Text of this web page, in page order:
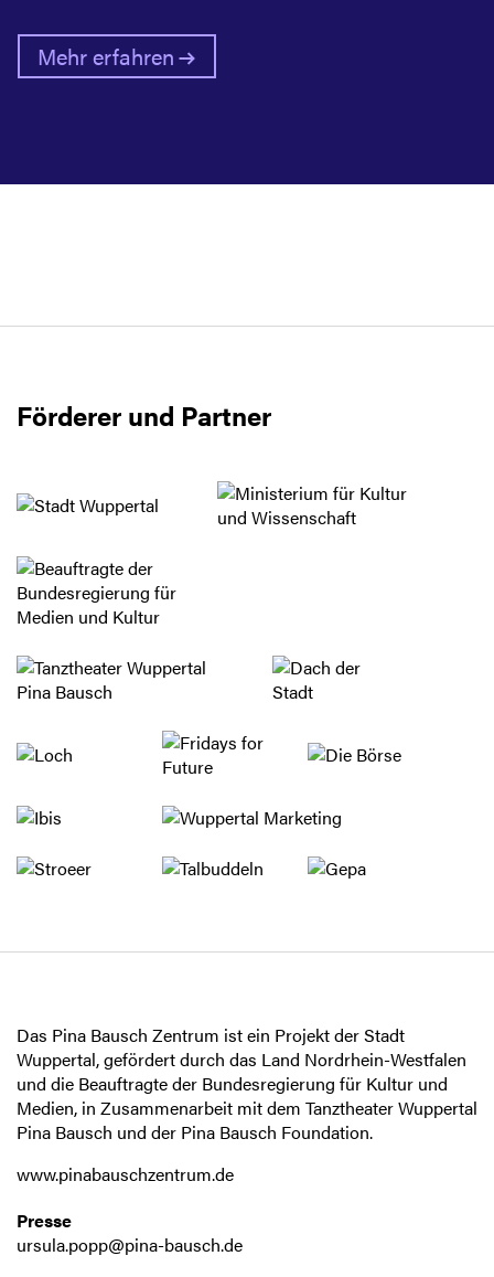
Mehr erfahren
Förderer und Partner
Das Pina Bausch Zentrum ist ein Projekt der Stadt
Wuppertal, gefördert durch das Land Nordrhein-Westfalen
und die Beauftragte der Bundesregierung für Kultur und
Medien, in Zusammenarbeit mit dem Tanztheater Wuppertal
Pina Bausch und der Pina Bausch Foundation.
www.pinabauschzentrum.de
Presse
ursula.popp@pina-bausch.de